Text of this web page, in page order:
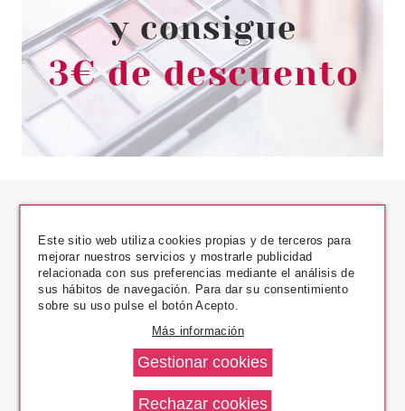
Los Precios Más Bajos
Envío En 24 H
Este sitio web utiliza cookies propias y de terceros para
mejorar nuestros servicios y mostrarle publicidad
relacionada con sus preferencias mediante el análisis de
sus hábitos de navegación. Para dar su consentimiento
sobre su uso pulse el botón Acepto.
Más información